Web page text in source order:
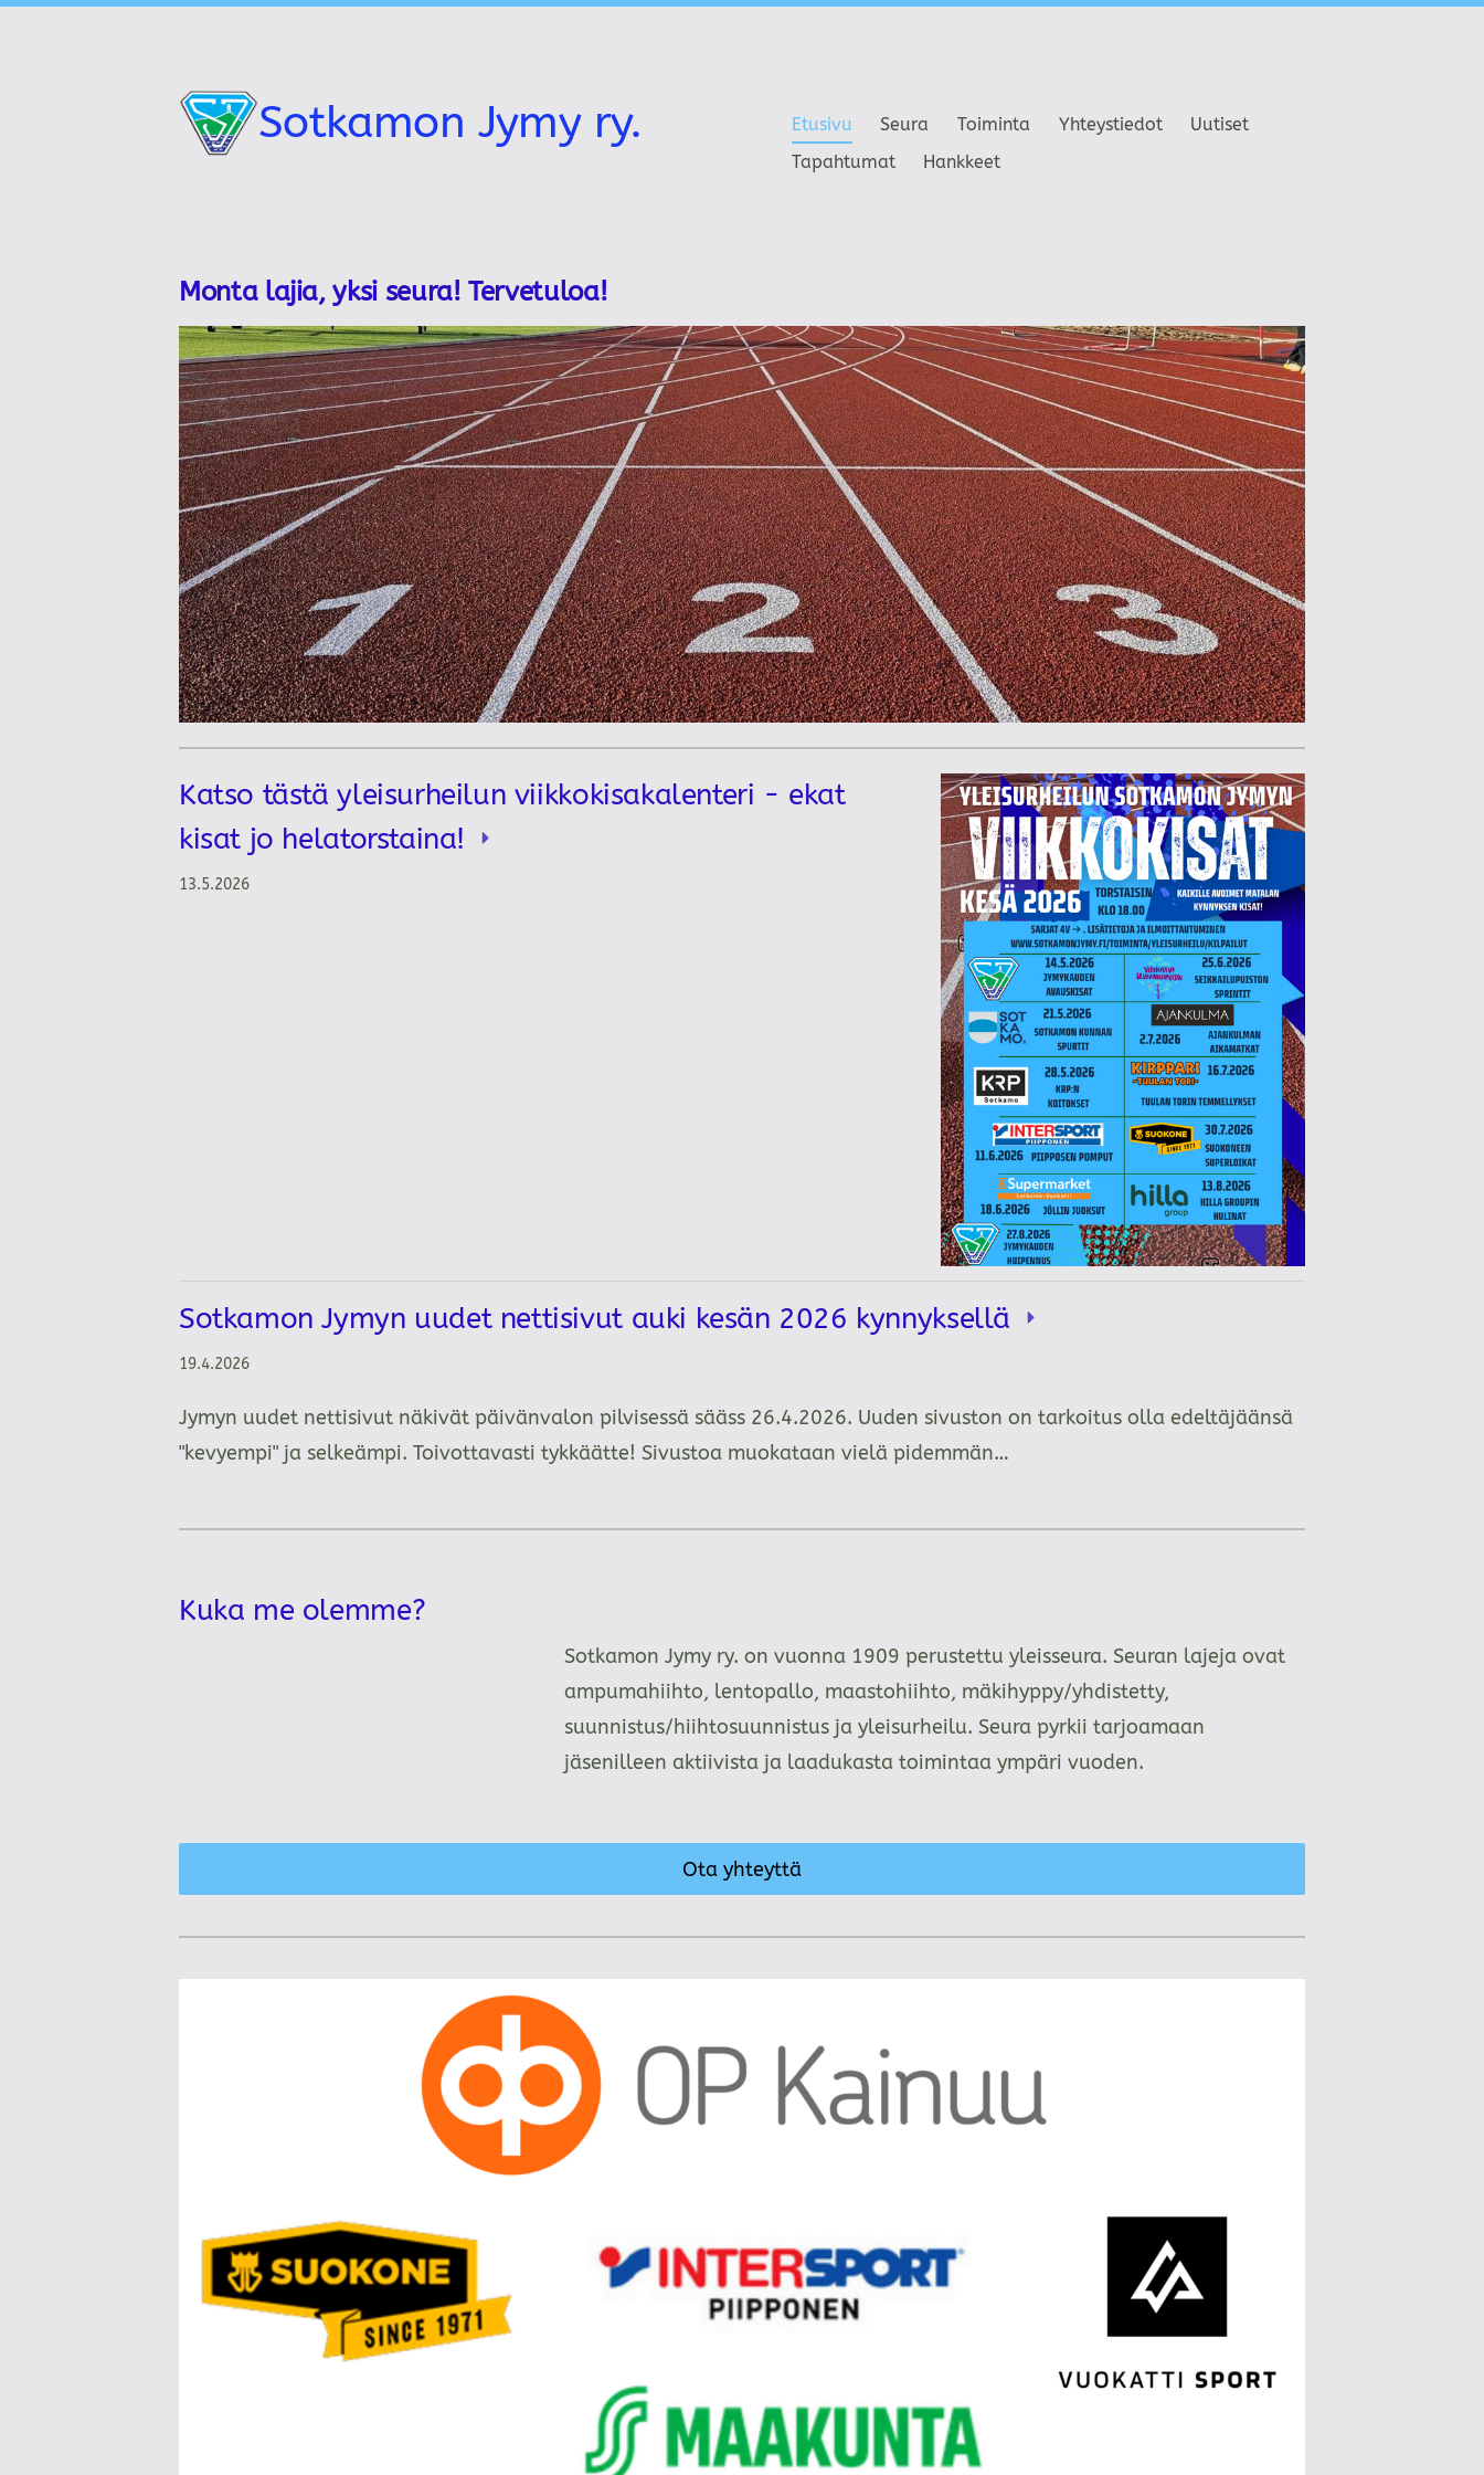
Sotkamon Jymy ry. Etusivu Seura Toiminta Yhteystiedot
Uutiset
Tapahtumat
Hankkeet
Monta lajia, yksi seura! Tervetuloa!
Katso tästä yleisurheilun viikkokisakalenteri - ekat
kisat jo helatorstaina!
13.5.2026
Sotkamon Jymyn uudet nettisivut auki kesän 2026 kynnyksellä
19.4.2026
Jymyn uudet nettisivut näkivät päivänvalon pilvisessä sääss 26.4.2026. Uuden sivuston on tarkoitus olla edeltäjäänsä
"kevyempi" ja selkeämpi. Toivottavasti tykkäätte! Sivustoa muokataan vielä pidemmän…
Kuka me olemme?
Sotkamon Jymy ry. on vuonna 1909 perustettu yleisseura. Seuran lajeja ovat
ampumahiihto, lentopallo, maastohiihto, mäkihyppy/yhdistetty,
suunnistus/hiihtosuunnistus ja yleisurheilu. Seura pyrkii tarjoamaan
jäsenilleen aktiivista ja laadukasta toimintaa ympäri vuoden.
Ota yhteyttä